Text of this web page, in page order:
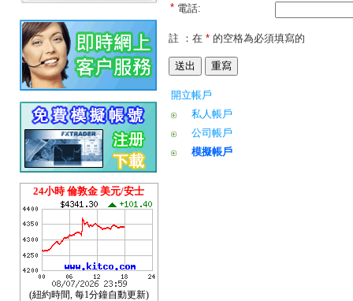
24小時 倫敦金 美元/安士
(紐約時間, 每1分鐘自動更新)
* 電話:
註 ：在 * 的空格為必須填寫的
開立帳戶
私人帳戶
公司帳戶
模擬帳戶